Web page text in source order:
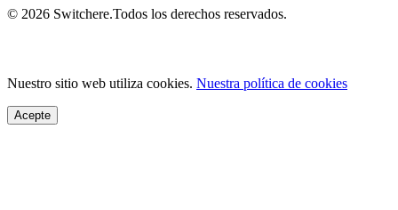
© 2026 Switchere.Todos los derechos reservados.
Nuestro sitio web utiliza cookies. Nuestra política de cookies
Acepte